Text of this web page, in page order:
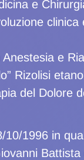
e
clinica
Anestesia e
Rizolisi
del Dolore
10/1996 in